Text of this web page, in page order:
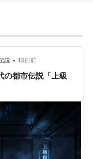
説 • 13日前
の都市伝説「上級